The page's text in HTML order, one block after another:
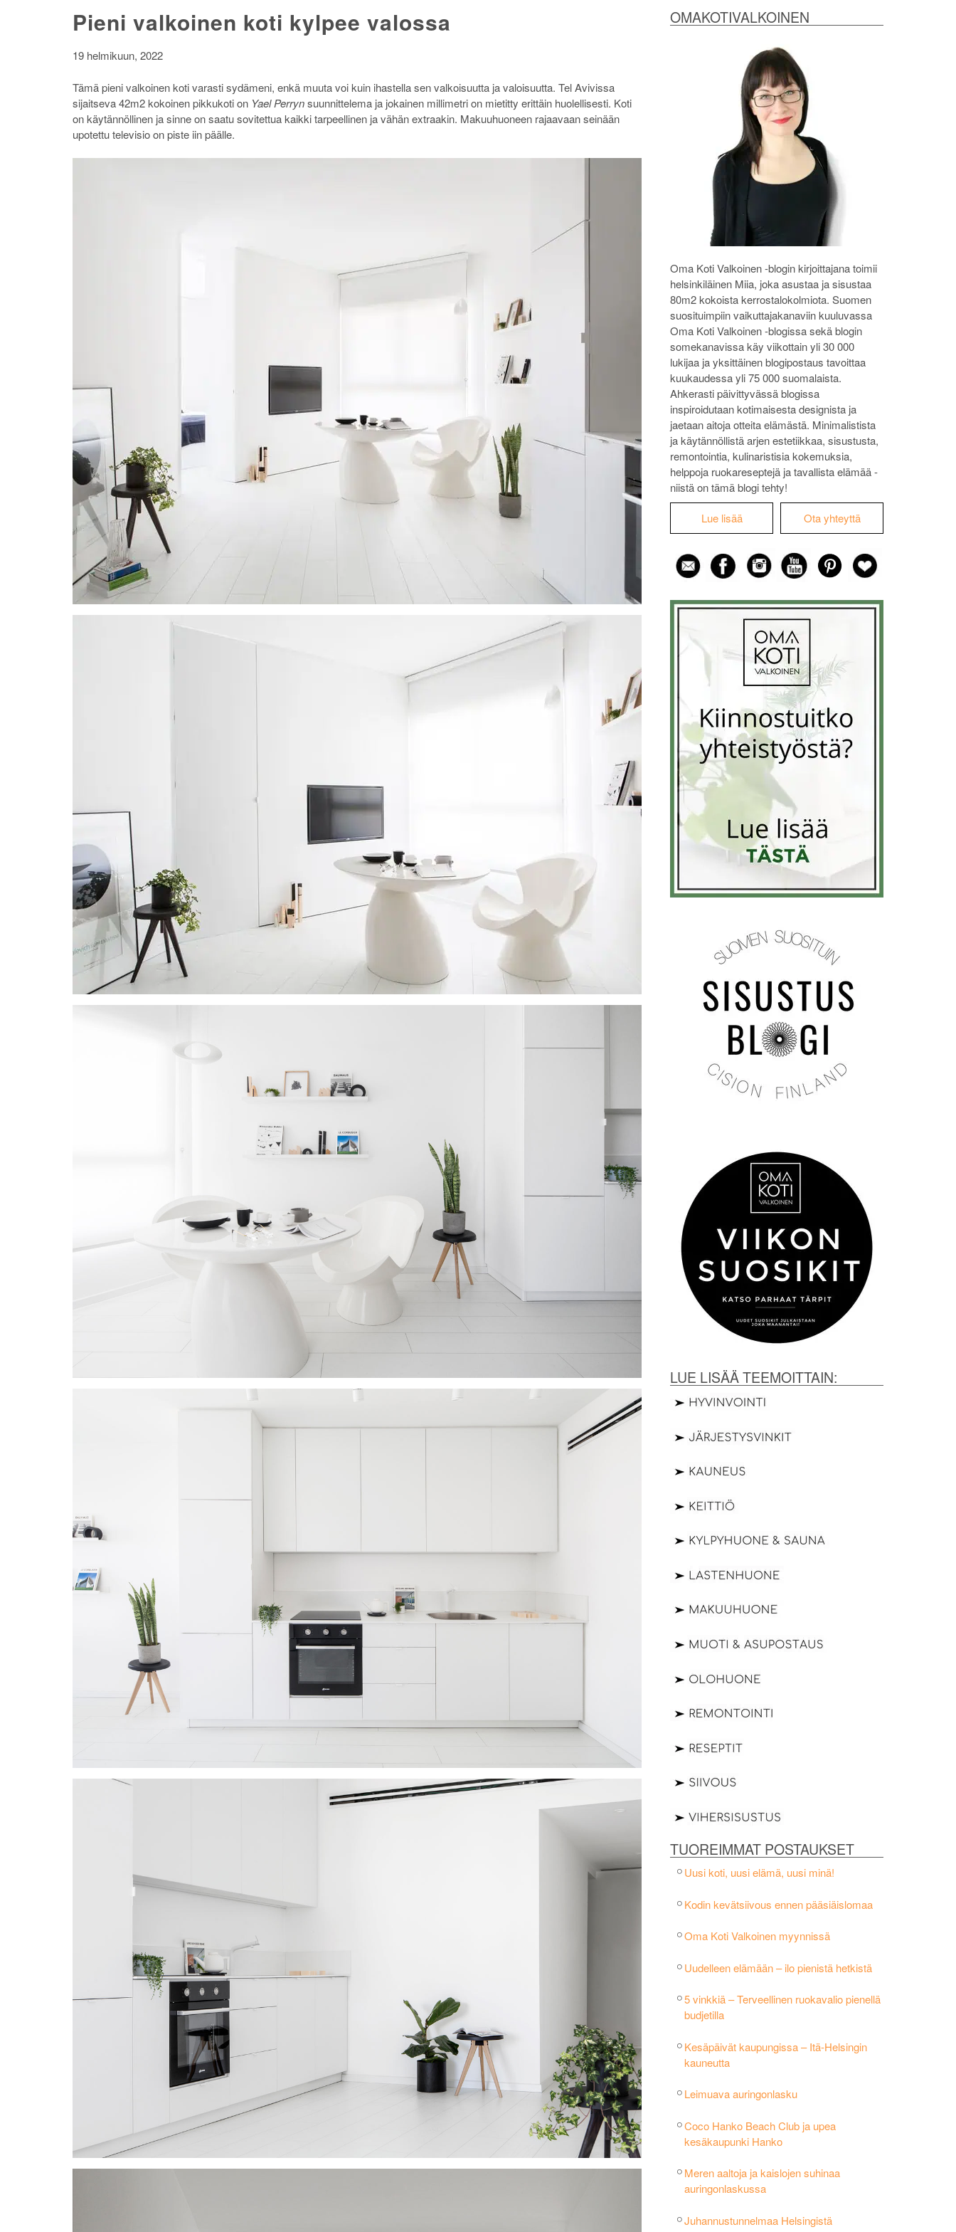
OMAKOTIVALKOINEN
Oma Koti Valkoinen -blogin kirjoittajana toimii
helsinkiläinen Miia, joka asustaa ja sisustaa
80m2 kokoista kerrostalokolmiota. Suomen
suosituimpiin vaikuttajakanaviin kuuluvassa
Oma Koti Valkoinen -blogissa sekä blogin
somekanavissa käy viikottain yli 30 000
lukijaa ja yksittäinen blogipostaus tavoittaa
kuukaudessa yli 75 000 suomalaista.
Ahkerasti päivittyvässä blogissa
inspiroidutaan kotimaisesta designista ja
jaetaan aitoja otteita elämästä. Minimalistista
ja käytännöllistä arjen estetiikkaa, sisustusta,
remontointia, kulinaristisia kokemuksia,
helppoja ruokareseptejä ja tavallista elämää -
niistä on tämä blogi tehty!
Lue lisää Ota yhteyttä
LUE LISÄÄ TEEMOITTAIN:
TUOREIMMAT POSTAUKSET
Uusi koti, uusi elämä, uusi minä!
Kodin kevätsiivous ennen pääsiäislomaa
Oma Koti Valkoinen myynnissä
Uudelleen elämään – ilo pienistä hetkistä
5 vinkkiä – Terveellinen ruokavalio pienellä
budjetilla
Kesäpäivät kaupungissa – Itä-Helsingin
kauneutta
Leimuava auringonlasku
Coco Hanko Beach Club ja upea
kesäkaupunki Hanko
Meren aaltoja ja kaislojen suhinaa
auringonlaskussa
Juhannustunnelmaa Helsingistä
Pieni valkoinen koti kylpee valossa
19 helmikuun, 2022
Tämä pieni valkoinen koti varasti sydämeni, enkä muuta voi kuin ihastella sen valkoisuutta ja valoisuutta. Tel Avivissa
sijaitseva 42m2 kokoinen pikkukoti on Yael Perrynsuunnittelema ja jokainen millimetri on mietitty erittäin huolellisesti. Koti
on käytännöllinen ja sinne on saatu sovitettua kaikki tarpeellinen ja vähän extraakin. Makuuhuoneen rajaavaan seinään
upotettu televisio on piste iin päälle.